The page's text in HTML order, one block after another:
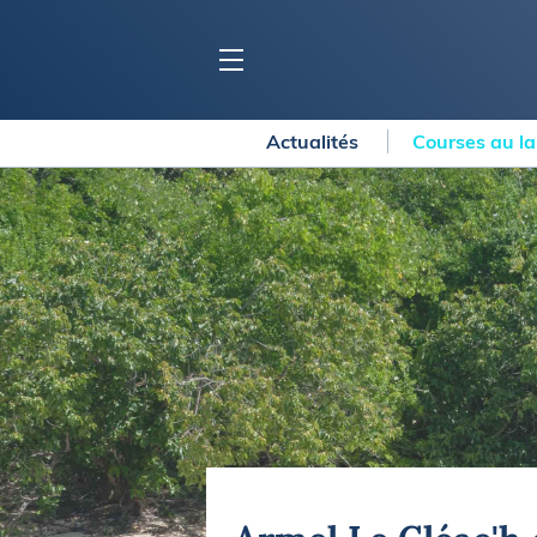
BLOC MARINE
Ports
Carnets de voyage
Dossiers de la rédaction
Collection Bloc Marine
Application Bloc Marine
Règlementation
BATEAUX
Actualités Courses au